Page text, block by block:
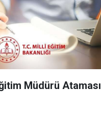
Müdürü Ataması